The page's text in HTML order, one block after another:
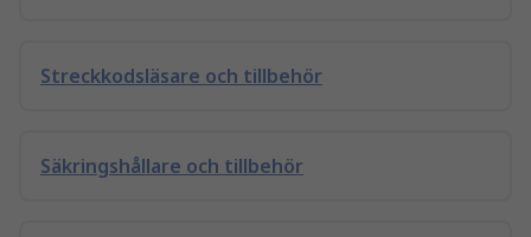
Streckkodsläsare och tillbehör
Säkringshållare och tillbehör